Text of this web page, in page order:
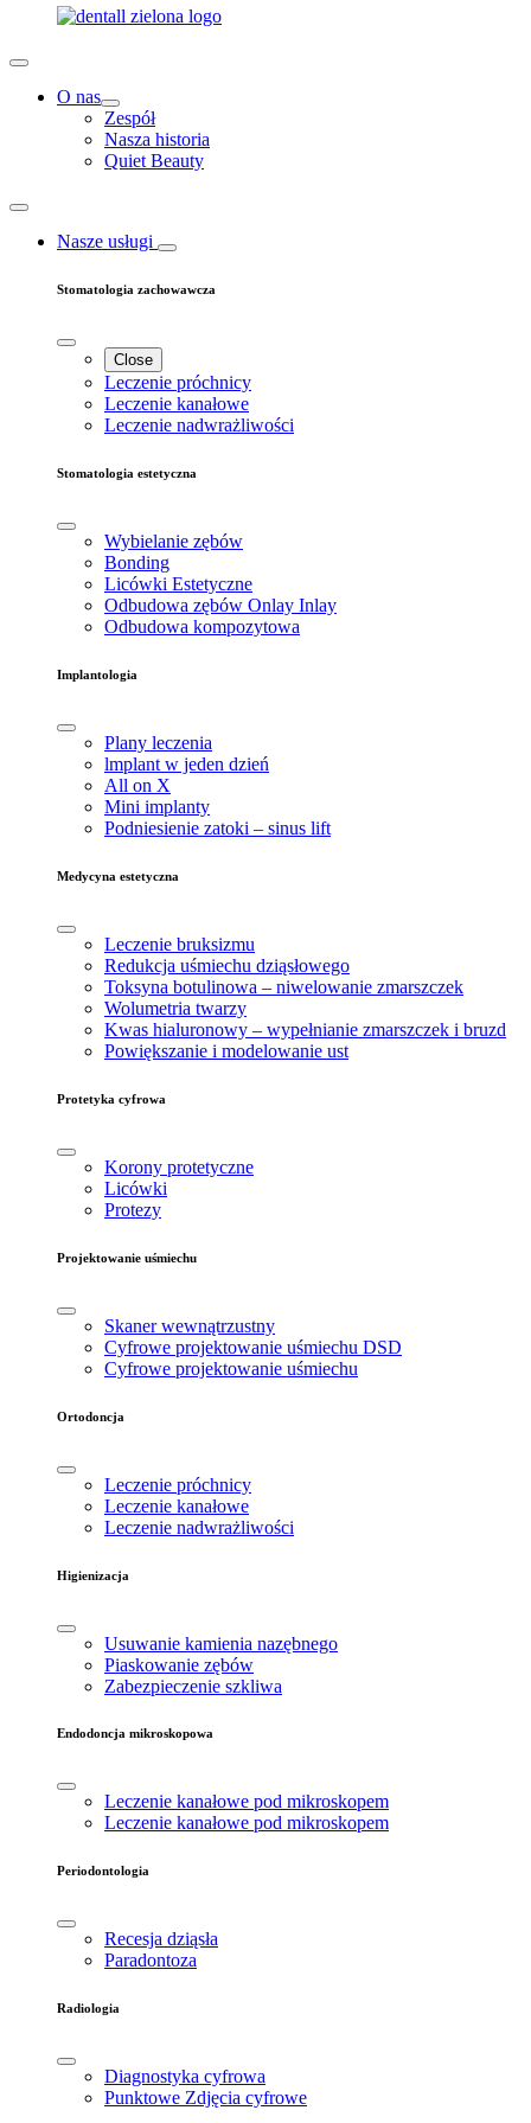
O nas
Zespół
Nasza historia
Quiet Beauty
Nasze usługi
Stomatologia zachowawcza
Close
Leczenie próchnicy
Leczenie kanałowe
Leczenie nadwrażliwości
Stomatologia estetyczna
Wybielanie zębów
Bonding
Licówki Estetyczne
Odbudowa zębów Onlay Inlay
Odbudowa kompozytowa
Implantologia
Plany leczenia
lmplant w jeden dzień
All on X
Mini implanty
Podniesienie zatoki – sinus lift
Medycyna estetyczna
Leczenie bruksizmu
Redukcja uśmiechu dziąsłowego
Toksyna botulinowa – niwelowanie zmarszczek
Wolumetria twarzy
Kwas hialuronowy – wypełnianie zmarszczek i bruzd
Powiększanie i modelowanie ust
Protetyka cyfrowa
Korony protetyczne
Licówki
Protezy
Projektowanie uśmiechu
Skaner wewnątrzustny
Cyfrowe projektowanie uśmiechu DSD
Cyfrowe projektowanie uśmiechu
Ortodoncja
Leczenie próchnicy
Leczenie kanałowe
Leczenie nadwrażliwości
Higienizacja
Usuwanie kamienia nazębnego
Piaskowanie zębów
Zabezpieczenie szkliwa
Endodoncja mikroskopowa
Leczenie kanałowe pod mikroskopem
Leczenie kanałowe pod mikroskopem
Periodontologia
Recesja dziąsła
Paradontoza
Radiologia
Diagnostyka cyfrowa
Punktowe Zdjęcia cyfrowe